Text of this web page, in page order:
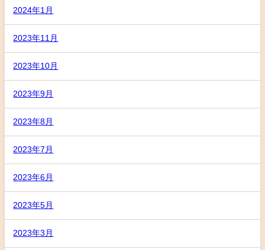
2024年1月
2023年11月
2023年10月
2023年9月
2023年8月
2023年7月
2023年6月
2023年5月
2023年3月